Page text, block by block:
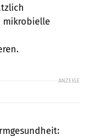
mikrobielle
ANZEIGE